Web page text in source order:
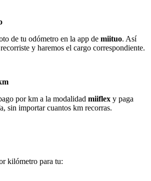
de tu odómetro en la app de miituo. Así
y haremos el cargo correspondiente.
por km a la modalidad miiflex y paga
sin importar cuantos km recorras.
kilómetro para tu: